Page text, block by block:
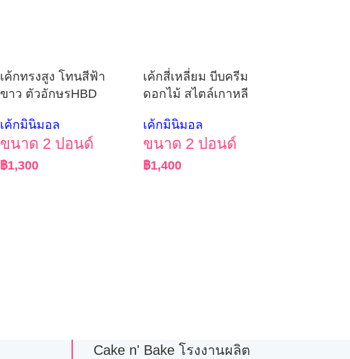
เค้กทรงสูง โทนสีฟ้า
ขาว ตัวอักษรHBD
เค้กมินิมอล
ขนาด 2 ปอนด์
฿1,300
เค้กสี่เหลี่ยม บีบครีม
ดอกไม้ สไตล์เกาหลี
เค้กมินิมอล
ขนาด 2 ปอนด์
฿1,400
Cake n' Bake โรงงานผลิต